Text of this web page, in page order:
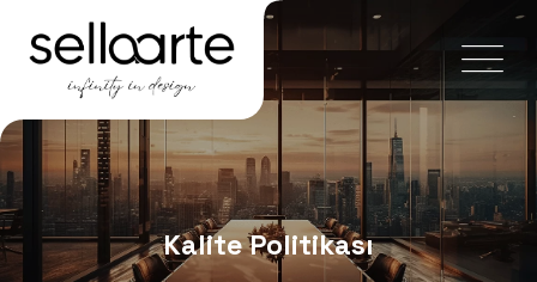
Kalite Politikası